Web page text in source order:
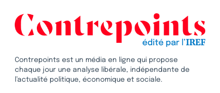
Contrepoints est un média en ligne qui propose
chaque jour une analyse libérale, indépendante de
l’actualité politique, économique et sociale.